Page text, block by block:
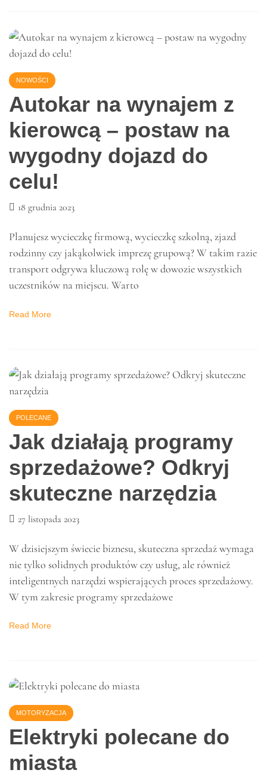
W branży filmowej nie da się przecenić siły głosu.
Niezależnie od tego, czy jest to film dokumentalny,
sprawić, że
Read More
NOWOŚCI
Autokar na wynajem z
kierowcą – postaw na
wygodny dojazd do
celu!
Planujesz wycieczkę firmową, wycieczkę szkolną, zjazd
rodzinny czy jakąkolwiek imprezę grupową? W takim razie
uczestników na miejscu. Warto
Read More
POLECANE
Jak działają programy
sprzedażowe? Odkryj
skuteczne narzędzia
W dzisiejszym świecie biznesu, skuteczna sprzedaż wymaga
inteligentnych narzędzi wspierających proces sprzedażowy.
W tym zakresie programy sprzedażowe
Read More